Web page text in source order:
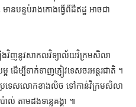
នបន្ទប់រាងកោងធ្វើពីដីឥដ្ឋ អាចជា
ងវិញនូវសាកលវិទ្យាល័យវិក្រមសិលា
ដើម្បីទាក់ទាញភ្ញៀវទេសចរអន្តរជាតិ ។
ទេសលោកខាងលិច ទៅកាន់វិក្រមសិលា
ល់ តាមដងទន្លេគង្គា ៕